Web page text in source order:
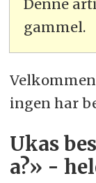
Denne
gammel.
ingen har
Ukas
a?» -